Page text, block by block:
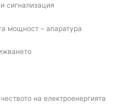
сигнализация
мощност – апаратура
на електроенергията